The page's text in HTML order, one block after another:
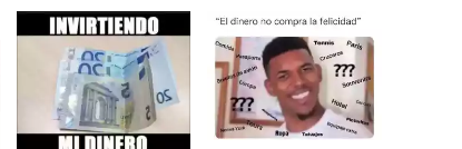
comience el juego